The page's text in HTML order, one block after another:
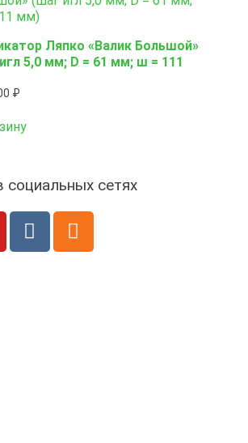
Ляпко «Валик Большой»
5,0 мм; D = 61 мм; ш = 111
₽
сетях